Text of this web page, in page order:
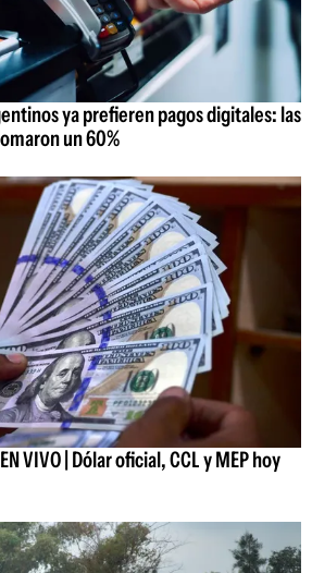
ya prefieren pagos digitales: las
un 60%
VIVO | Dólar oficial, CCL y MEP hoy